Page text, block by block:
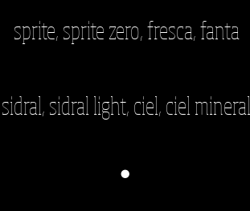
sprite, sprite zero, fresca, fanta
sidral, sidral light, ciel, ciel mineral
·